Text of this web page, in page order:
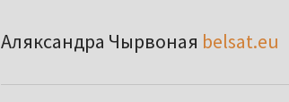
Аляксандра Чырвоная belsat.eu